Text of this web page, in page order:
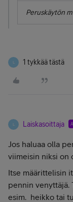
Peruskäytön
L 1 tykkää tästä
L Laiskasoittaja
Jos haluaa olla
viimeisin niksi on
Itse määrittelisin
pennin venyttäjä.
esim. heikko tai